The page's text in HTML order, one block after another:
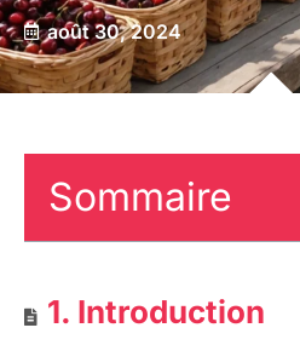
août 30, 2024
Sommaire
1. Introduction